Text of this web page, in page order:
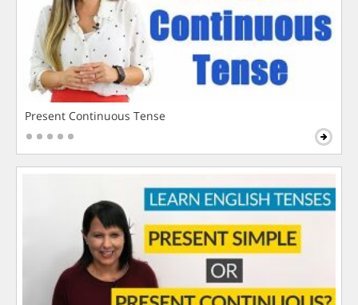
Present Continuous Tense